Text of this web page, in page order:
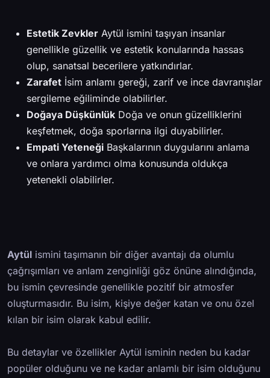
Estetik Zevkler Aytül ismini taşıyan insanlar
genellikle güzellik ve estetik konularında hassas
olup, sanatsal becerilere yatkındırlar.
Zarafet İsim anlamı gereği, zarif ve ince davranışlar
sergileme eğiliminde olabilirler.
Doğaya Düşkünlük Doğa ve onun güzelliklerini
keşfetmek, doğa sporlarına ilgi duyabilirler.
Empati Yeteneği Başkalarının duygularını anlama
ve onlara yardımcı olma konusunda oldukça
yetenekli olabilirler.
Aytül ismini taşımanın bir diğer avantajı da olumlu
çağrışımları ve anlam zenginliği göz önüne alındığında,
bu ismin çevresinde genellikle pozitif bir atmosfer
oluşturmasıdır. Bu isim, kişiye değer katan ve onu özel
kılan bir isim olarak kabul edilir.
Bu detaylar ve özellikler Aytül isminin neden bu kadar
popüler olduğunu ve ne kadar anlamlı bir isim olduğunu